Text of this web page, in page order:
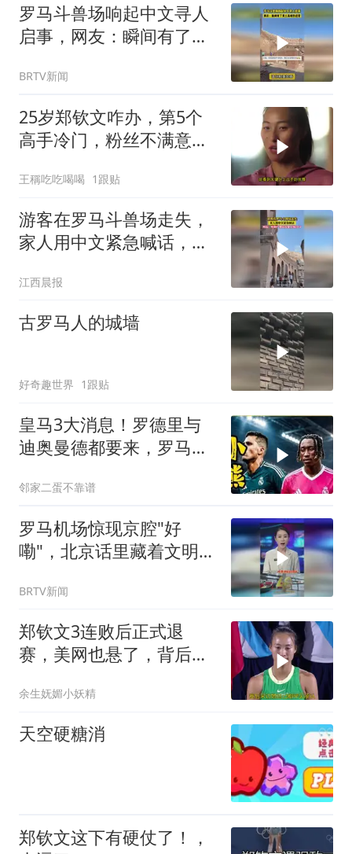
罗马斗兽场响起中文寻人
启事，网友：瞬间有了黄
BRTV新闻
25岁郑钦文咋办，第5个
高手冷门，粉丝不满意
王稱吃吃喝喝 1跟贴
游客在罗马斗兽场走失，
家人用中文紧急喊话，网
PK了
江西晨报
古罗马人的城墙
好奇趣世界 1跟贴
皇马3大消息！罗德里与
迪奥曼德都要来，罗马求
邻家二蛋不靠谱
罗马机场惊现京腔"好
嘞"，北京话里藏着文明互
BRTV新闻
郑钦文3连败后正式退
赛，美网也悬了，背后原
余生妩媚小妖精
天空硬糖消
郑钦文这下有硬仗了！，